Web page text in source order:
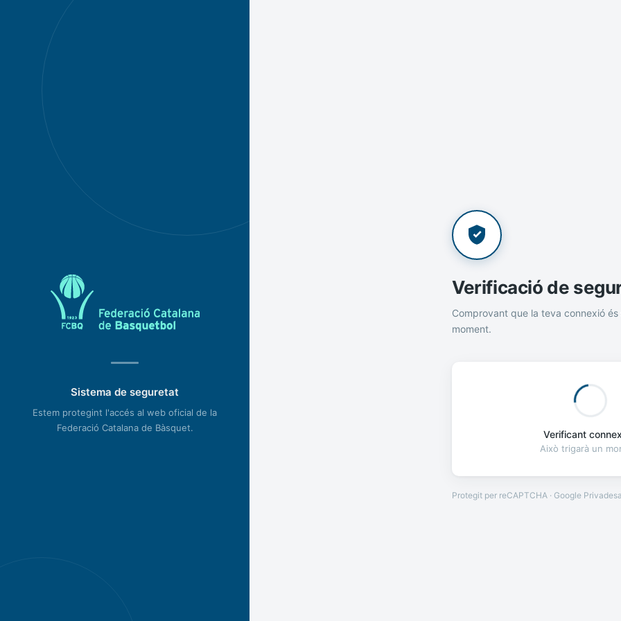
Sistema de seguretat
Estem protegint l'accés al web oficial de la
Federació Catalana de Bàsquet.
Verificació de
Comprovant que la teva connexió és
moment.
Verificant
Això trigarà un
Protegit per reCAPTCHA · Google Privadesa